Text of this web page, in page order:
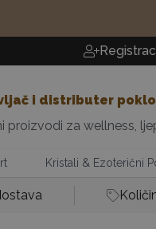
i distributer
proizvodi za wellness,
Kristali & Ezoterični